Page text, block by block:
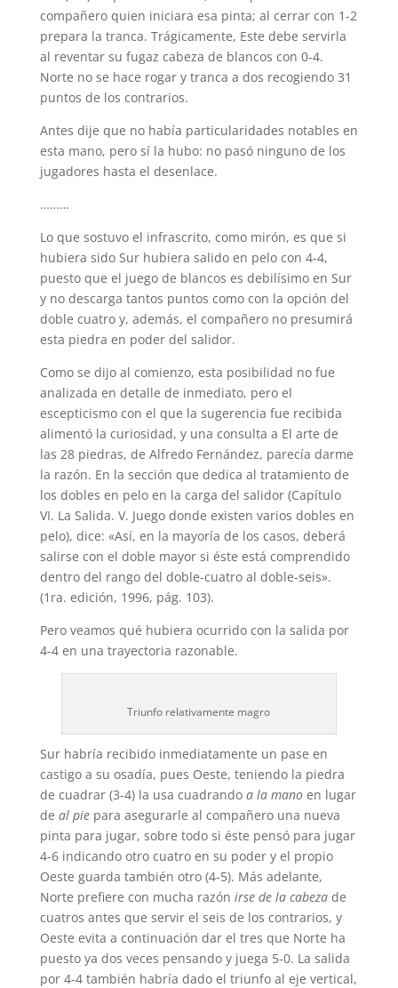
compañero quien iniciara esa pinta; al cerrar con 1-2
prepara la tranca. Trágicamente, Este debe servirla
al reventar su fugaz cabeza de blancos con 0-4.
Norte no se hace rogar y tranca a dos recogiendo 31
puntos de los contrarios.
Antes dije que no había particularidades notables en
esta mano, pero sí la hubo: no pasó ninguno de los
jugadores hasta el desenlace.
………
Lo que sostuvo el infrascrito, como mirón, es que si
hubiera sido Sur hubiera salido en pelo con 4-4,
puesto que el juego de blancos es debilísimo en Sur
y no descarga tantos puntos como con la opción del
doble cuatro y, además, el compañero no presumirá
esta piedra en poder del salidor.
Como se dijo al comienzo, esta posibilidad no fue
analizada en detalle de inmediato, pero el
escepticismo con el que la sugerencia fue recibida
alimentó la curiosidad, y una consulta a El arte de
las 28 piedras, de Alfredo Fernández, parecía darme
la razón. En la sección que dedica al tratamiento de
los dobles en pelo en la carga del salidor (Capítulo
VI. La Salida. V. Juego donde existen varios dobles en
pelo), dice: «Así, en la mayoría de los casos, deberá
salirse con el doble mayor si éste está comprendido
dentro del rango del doble-cuatro al doble-seis».
(1ra. edición, 1996, pág. 103).
Pero veamos qué hubiera ocurrido con la salida por
4-4 en una trayectoria razonable.
Triunfo relativamente magro
Sur habría recibido inmediatamente un pase en
castigo a su osadía, pues Oeste, teniendo la piedra
de cuadrar (3-4) la usa cuadrando a la manoen lugar
de al piepara asegurarle al compañero una nueva
pinta para jugar, sobre todo si éste pensó para jugar
4-6 indicando otro cuatro en su poder y el propio
Oeste guarda también otro (4-5). Más adelante,
Norte prefiere con mucha razón irse de la cabezade
cuatros antes que servir el seis de los contrarios, y
Oeste evita a continuación dar el tres que Norte ha
puesto ya dos veces pensando y juega 5-0. La salida
por 4-4 también habría dado el triunfo al eje vertical,